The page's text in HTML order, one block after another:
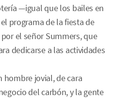
—igual que los bailes en
programa de la fiesta de
el señor Summers, que
dedicarse a las actividades
hombre jovial, de cara
del carbón, y la gente